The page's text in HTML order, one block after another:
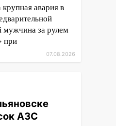
авария в
за рулем
при
07.08.2026
АЗС